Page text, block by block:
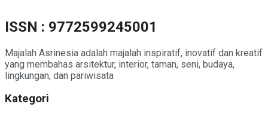
ISSN : 9772599245001
Majalah Asrinesia adalah majalah inspiratif, inovatif dan kreatif
yang membahas arsitektur, interior, taman, seni, budaya,
lingkungan, dan pariwisata
Kategori